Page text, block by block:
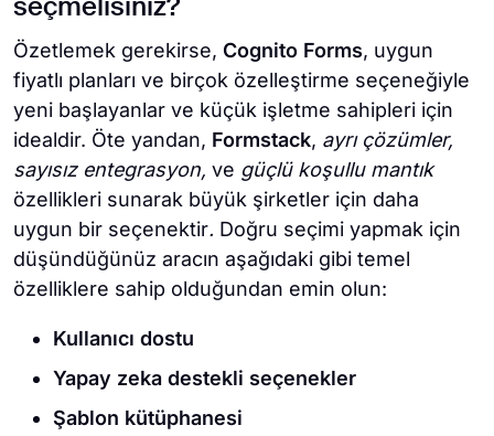
seçmelisiniz?
Özetlemek gerekirse, Cognito Forms, uygun
fiyatlı planları ve birçok özelleştirme seçeneğiyle
yeni başlayanlar ve küçük işletme sahipleri için
idealdir. Öte yandan, Formstack, ayrı çözümler,
sayısız entegrasyon, ve güçlü koşullu mantık
özellikleri sunarak büyük şirketler için daha
uygun bir seçenektir. Doğru seçimi yapmak için
düşündüğünüz aracın aşağıdaki gibi temel
özelliklere sahip olduğundan emin olun:
Kullanıcı dostu
Yapay zeka destekli seçenekler
Şablon kütüphanesi